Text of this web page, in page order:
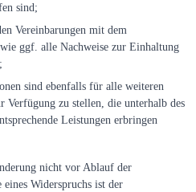
sind;
Vereinbarungen mit dem
ggf. alle Nachweise zur Einhaltung
sind ebenfalls für alle weiteren
Verfügung zu stellen, die unterhalb des
Leistungen erbringen
nicht vor Ablauf der
Widerspruchs ist der